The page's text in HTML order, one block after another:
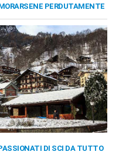
PERDUTAMENTE
DI SCI DA TUTTO